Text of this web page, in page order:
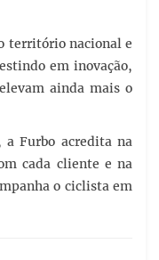
território nacional e
em inovação,
ainda mais o
Furbo acredita na
cada cliente e na
o ciclista em